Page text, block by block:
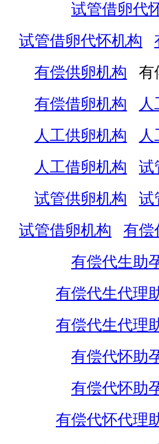
试管借卵代
试管借卵代怀机构
有偿供卵机构
有
有偿借卵机构
人工供卵机构
人工借卵机构
试
试管供卵机构
试
试管借卵机构
有偿
有偿代生助
有偿代生代理
有偿代生代理
有偿代怀助
有偿代怀助
有偿代怀代理